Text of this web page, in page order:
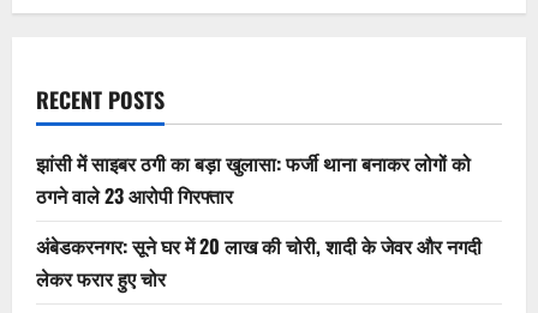
RECENT POSTS
झांसी में साइबर ठगी का बड़ा खुलासा: फर्जी थाना बनाकर लोगों को
ठगने वाले 23 आरोपी गिरफ्तार
अंबेडकरनगर: सूने घर में 20 लाख की चोरी, शादी के जेवर और नगदी
लेकर फरार हुए चोर